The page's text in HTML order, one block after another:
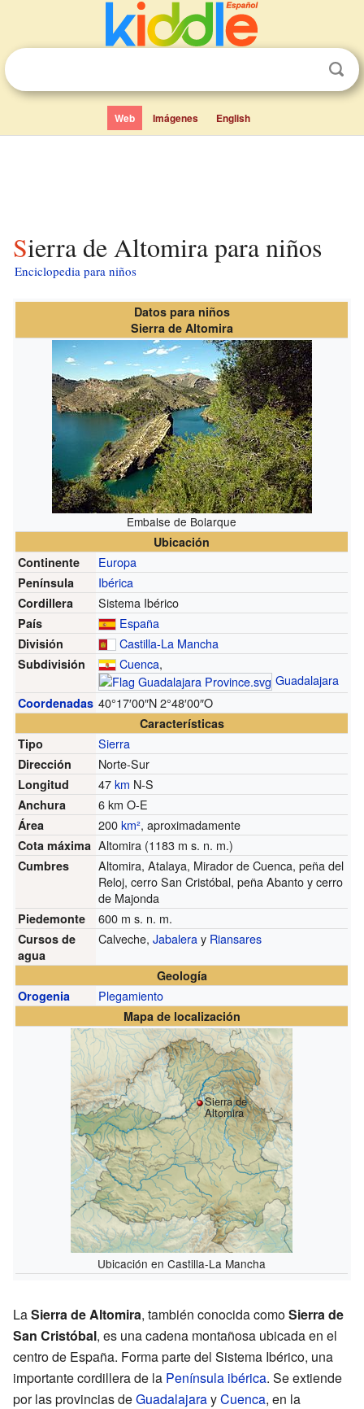
Web Imágenes English
Sierra de Altomira para niños
Enciclopedia para niños
Datos para niños
Sierra de Altomira
Embalse de Bolarque
Ubicación
Continente
Europa
Península Ibérica
Cordillera Sistema Ibérico
País España
División Castilla-La Mancha
Subdivisión Cuenca,
Guadalajara
Coordenadas 40°17′00″N2°48′00″O
Características
Tipo
Sierra
Dirección Norte-Sur
Longitud 47km N-S
Anchura 6 km O-E
Área 200km², aproximadamente
Cota máxima Altomira (1183 m s. n. m.)
Cumbres
Altomira, Atalaya, Mirador de Cuenca, peña del
Reloj, cerro San Cristóbal, peña Abanto y cerro
de Majonda
Piedemonte 600 m s. n. m.
Cursos de
agua
Calveche,Jabaleray Riansares
Geología
Orogenia
Plegamiento
Mapa de localización
Sierra de
Altomira
Ubicación en Castilla-La Mancha
LaSierra de Altomira, también conocida comoSierra de
San Cristóbal, es una cadena montañosa ubicada en el
centro de España. Forma parte del Sistema Ibérico, una
importante cordillera de la Península ibérica. Se extiende
por las provincias deGuadalajarayCuenca, en la